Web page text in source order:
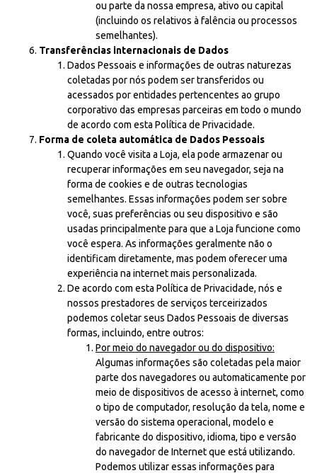
ou parte da nossa empresa, ativo ou capital
(incluindo os relativos à falência ou processos
semelhantes).
Transferências internacionais de Dados
Dados Pessoais e informações de outras naturezas
coletadas por nós podem ser transferidos ou
acessados por entidades pertencentes ao grupo
corporativo das empresas parceiras em todo o mundo
de acordo com esta Política de Privacidade.
Forma de coleta automática de Dados Pessoais
Quando você visita a Loja, ela pode armazenar ou
recuperar informações em seu navegador, seja na
forma de cookies e de outras tecnologias
semelhantes. Essas informações podem ser sobre
você, suas preferências ou seu dispositivo e são
usadas principalmente para que a Loja funcione como
você espera. As informações geralmente não o
identificam diretamente, mas podem oferecer uma
experiência na internet mais personalizada.
De acordo com esta Política de Privacidade, nós e
nossos prestadores de serviços terceirizados
podemos coletar seus Dados Pessoais de diversas
formas, incluindo, entre outros:
Por meio do navegador ou do dispositivo:
Algumas informações são coletadas pela maior
parte dos navegadores ou automaticamente por
meio de dispositivos de acesso à internet, como
o tipo de computador, resolução da tela, nome e
versão do sistema operacional, modelo e
fabricante do dispositivo, idioma, tipo e versão
do navegador de Internet que está utilizando.
Podemos utilizar essas informações para